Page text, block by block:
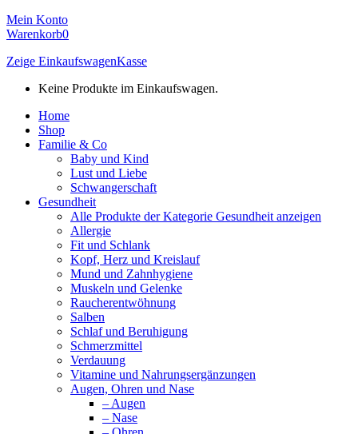
Mein Konto
Warenkorb0
Zeige EinkaufswagenKasse
Keine Produkte im Einkaufswagen.
Home
Shop
Familie & Co
Baby und Kind
Lust und Liebe
Schwangerschaft
Gesundheit
Alle Produkte der Kategorie Gesundheit anzeigen
Allergie
Fit und Schlank
Kopf, Herz und Kreislauf
Mund und Zahnhygiene
Muskeln und Gelenke
Raucherentwöhnung
Salben
Schlaf und Beruhigung
Schmerzmittel
Verdauung
Vitamine und Nahrungsergänzungen
Augen, Ohren und Nase
– Augen
– Nase